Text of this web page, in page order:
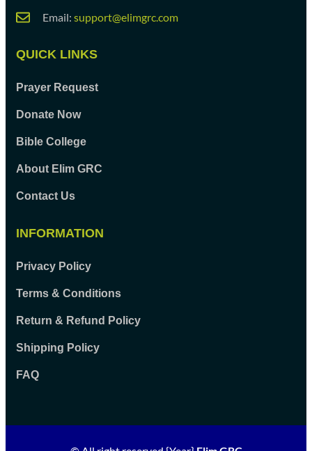
Email: support@elimgrc.com
QUICK LINKS
Prayer Request
Donate Now
Bible College
About Elim GRC
Contact Us
INFORMATION
Privacy Policy
Terms & Conditions
Return & Refund Policy
Shipping Policy
FAQ